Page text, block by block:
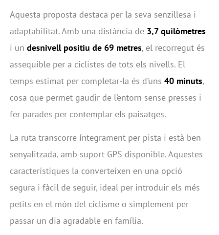
Aquesta proposta destaca per la seva senzillesa i
adaptabilitat. Amb una distància de 3,7 quilòmetres
i un desnivell positiu de 69 metres, el recorregut és
assequible per a ciclistes de tots els nivells. El
temps estimat per completar-la és d’uns 40 minuts,
cosa que permet gaudir de l’entorn sense presses i
fer parades per contemplar els paisatges.
La ruta transcorre íntegrament per pista i està ben
senyalitzada, amb suport GPS disponible. Aquestes
característiques la converteixen en una opció
segura i fàcil de seguir, ideal per introduir els més
petits en el món del ciclisme o simplement per
passar un dia agradable en família.